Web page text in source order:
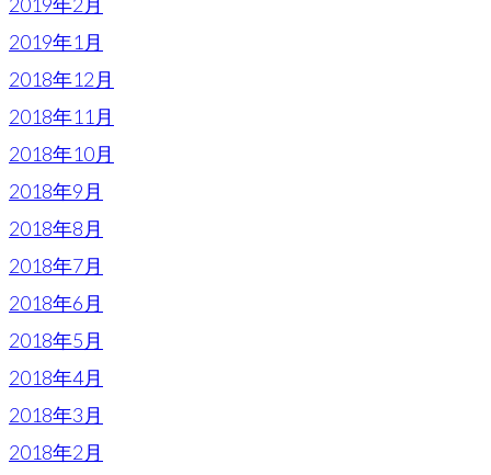
2019年1月
2018年12月
2018年11月
2018年10月
2018年9月
2018年8月
2018年7月
2018年6月
2018年5月
2018年4月
2018年3月
2018年2月